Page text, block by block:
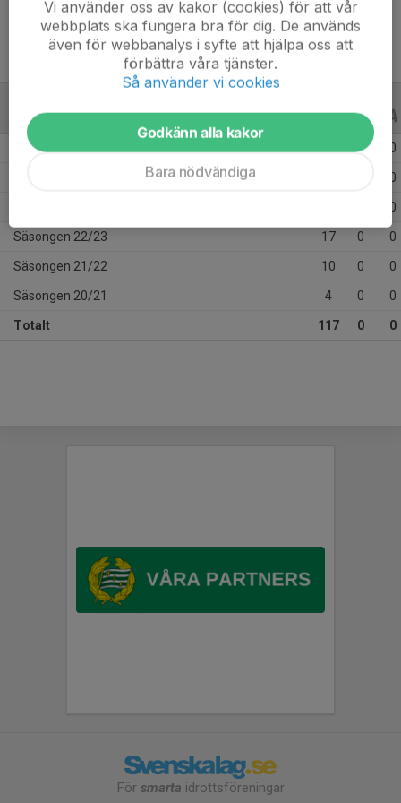
ALLA SERIER ALLA ÅR
Säsongen 25/26 0 0
0
0
Säsongen 22/23 17 0 0
Säsongen 21/22 10 0 0
Säsongen 20/21 4 0 0
Totalt 117 0 0
För smarta idrottsföreningar
Vi använder oss av kakor (cookies) för att vår
webbplats ska fungera bra för dig. De används
även för webbanalys i syfte att hjälpa oss att
förbättra våra tjänster.
Så använder vi cookies
Godkänn alla kakor
Bara nödvändiga